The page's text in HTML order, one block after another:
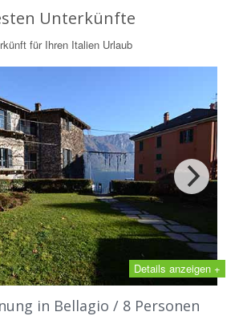
Unterkünfte
für Ihren Italien Urlaub
Details anzeigen +
in Bellagio / 8 Personen